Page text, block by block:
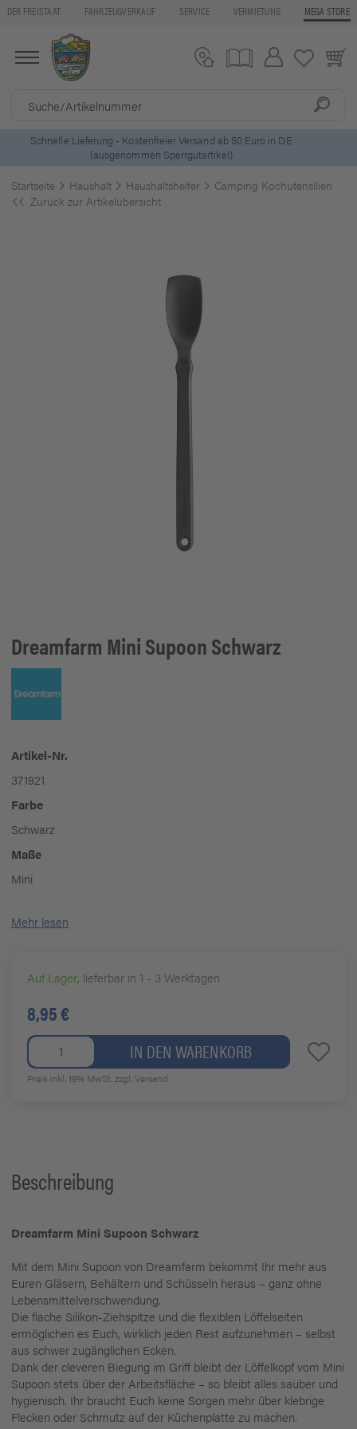
DER FREISTAAT FAHRZEUGVERKAUF SERVICE VERMIETUNG MEGA STORE
5 Euro Gutschein* bei Newsletter-Anmeldung
Startseite Haushalt Haushaltshelfer
Camping Kochutensilien
Zurück zur Artikelübersicht
Dreamfarm Mini Supoon Schwarz
Artikel-Nr.
371921
Farbe
Schwarz
Maße
Mini
Mehr lesen
Auf Lager, lieferbar in 1 - 3 Werktagen
8,95 €
IN DEN WARENKORB
Preis inkl. 19% MwSt.zzgl. Versand
Beschreibung
Dreamfarm Mini Supoon Schwarz
Mit dem Mini Supoon von Dreamfarm bekommt Ihr mehr aus
Euren Gläsern, Behältern und Schüsseln heraus – ganz ohne
Lebensmittelverschwendung.
Die flache Silikon-Ziehspitze und die flexiblen Löffelseiten
ermöglichen es Euch, wirklich jeden Rest aufzunehmen – selbst
aus schwer zugänglichen Ecken.
Dank der cleveren Biegung im Griff bleibt der Löffelkopf vom Mini
Supoon stets über der Arbeitsfläche – so bleibt alles sauber und
hygienisch. Ihr braucht Euch keine Sorgen mehr über klebrige
Flecken oder Schmutz auf der Küchenplatte zu machen.